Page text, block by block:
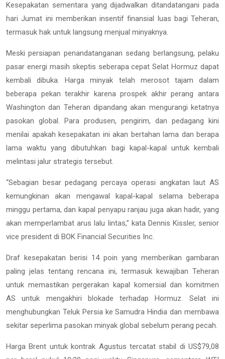
Kesepakatan sementara yang dijadwalkan ditandatangani pada
hari Jumat ini memberikan insentif finansial luas bagi Teheran,
termasuk hak untuk langsung menjual minyaknya.
Meski persiapan penandatanganan sedang berlangsung, pelaku
pasar energi masih skeptis seberapa cepat Selat Hormuz dapat
kembali dibuka. Harga minyak telah merosot tajam dalam
beberapa pekan terakhir karena prospek akhir perang antara
Washington dan Teheran dipandang akan mengurangi ketatnya
pasokan global. Para produsen, pengirim, dan pedagang kini
menilai apakah kesepakatan ini akan bertahan lama dan berapa
lama waktu yang dibutuhkan bagi kapal-kapal untuk kembali
melintasi jalur strategis tersebut.
“Sebagian besar pedagang percaya operasi angkatan laut AS
kemungkinan akan mengawal kapal-kapal selama beberapa
minggu pertama, dan kapal penyapu ranjau juga akan hadir, yang
akan memperlambat arus lalu lintas,” kata Dennis Kissler, senior
vice president di BOK Financial Securities Inc.
Draf kesepakatan berisi 14 poin yang memberikan gambaran
paling jelas tentang rencana ini, termasuk kewajiban Teheran
untuk memastikan pergerakan kapal komersial dan komitmen
AS untuk mengakhiri blokade terhadap Hormuz. Selat ini
menghubungkan Teluk Persia ke Samudra Hindia dan membawa
sekitar seperlima pasokan minyak global sebelum perang pecah.
Harga Brent untuk kontrak Agustus tercatat stabil di US$79,08